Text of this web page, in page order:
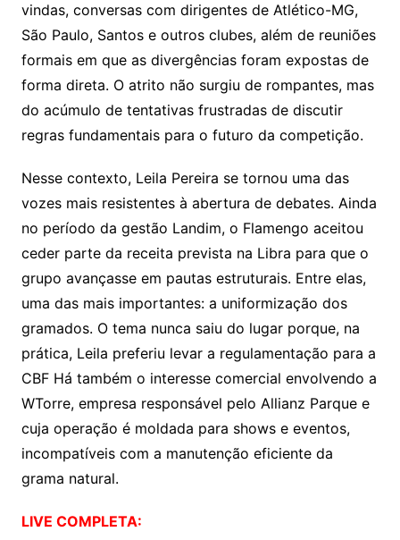
vindas, conversas com dirigentes de Atlético-MG,
São Paulo, Santos e outros clubes, além de reuniões
formais em que as divergências foram expostas de
forma direta. O atrito não surgiu de rompantes, mas
do acúmulo de tentativas frustradas de discutir
regras fundamentais para o futuro da competição.
Nesse contexto, Leila Pereira se tornou uma das
vozes mais resistentes à abertura de debates. Ainda
no período da gestão Landim, o Flamengo aceitou
ceder parte da receita prevista na Libra para que o
grupo avançasse em pautas estruturais. Entre elas,
uma das mais importantes: a uniformização dos
gramados. O tema nunca saiu do lugar porque, na
prática, Leila preferiu levar a regulamentação para a
CBF Há também o interesse comercial envolvendo a
WTorre, empresa responsável pelo Allianz Parque e
cuja operação é moldada para shows e eventos,
incompatíveis com a manutenção eficiente da
grama natural.
LIVE COMPLETA: